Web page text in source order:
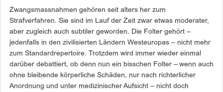
Zwangsmassnahmen gehören seit alters her zum
Strafverfahren. Sie sind im Lauf der Zeit zwar etwas moderater,
aber zugleich auch subtiler geworden. Die Folter gehört –
jedenfalls in den zivilisierten Ländern Westeuropas – nicht mehr
zum Standardrepertoire. Trotzdem wird immer wieder einmal
darüber debattiert, ob denn nun ein bisschen Folter – wenn auch
ohne bleibende körperliche Schäden, nur nach richterlicher
Anordnung und unter medizinischer Aufsicht – nicht doch